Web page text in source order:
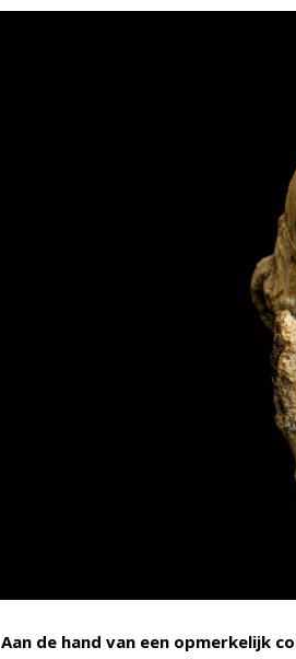
Aan de hand van een opmerkelijk